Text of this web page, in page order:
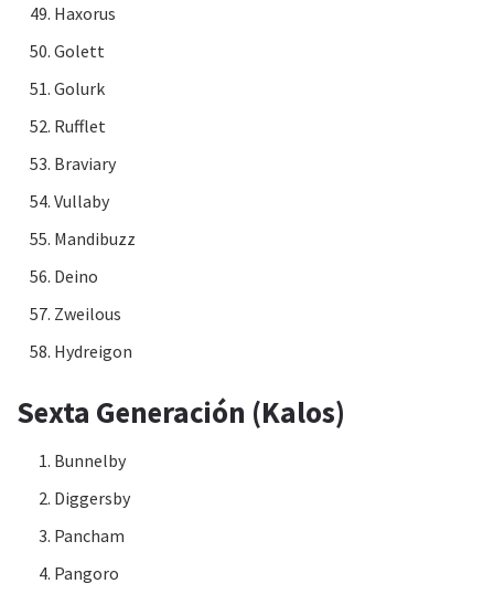
Haxorus
Golett
Golurk
Rufflet
Braviary
Vullaby
Mandibuzz
Deino
Zweilous
Hydreigon
Sexta Generación (Kalos)
Bunnelby
Diggersby
Pancham
Pangoro